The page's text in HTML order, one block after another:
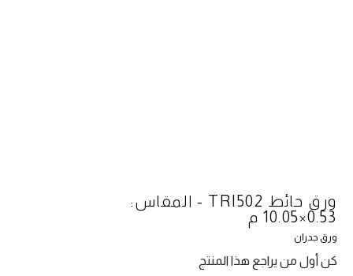
ورق حائط TRI502 - المقاس:
0.53×10.05 م
ورق جدران
كن أول من يراجع هذا المنتج